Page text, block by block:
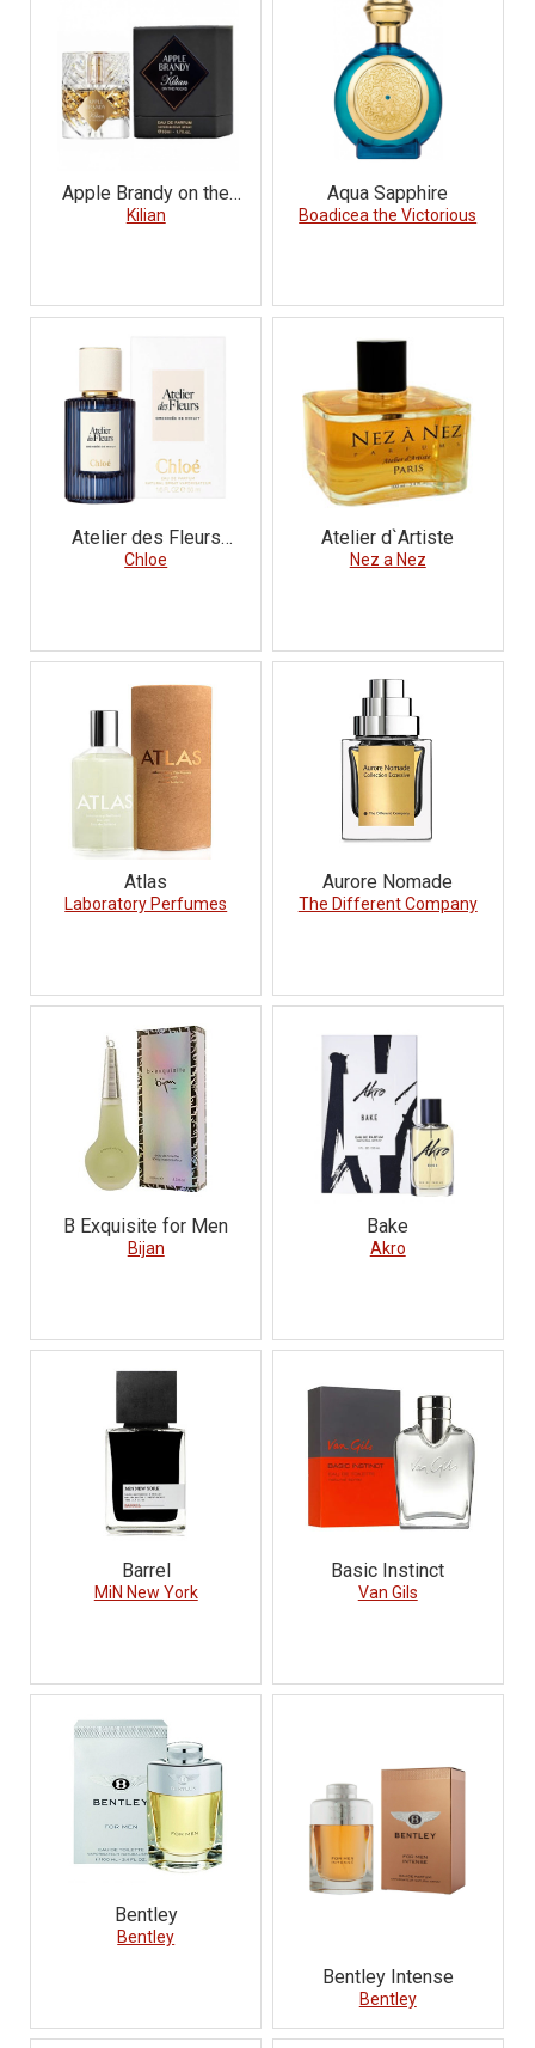
Apple Brandy on the
Rocks
Kilian
Aqua Sapphire
Boadicea the Victorious
Atelier des Fleurs
Orchidee de Minuit
Chloe
Atelier d`Artiste
Nez a Nez
Atlas
Laboratory Perfumes
Aurore Nomade
The Different Company
B Exquisite for Men
Bijan
Bake
Akro
Barrel
MiN New York
Basic Instinct
Van Gils
Bentley
Bentley
Bentley Intense
Bentley